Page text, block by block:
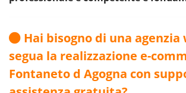
Hai bisogno di una agenzia
segua la realizzazione e-
Fontaneto d Agogna con